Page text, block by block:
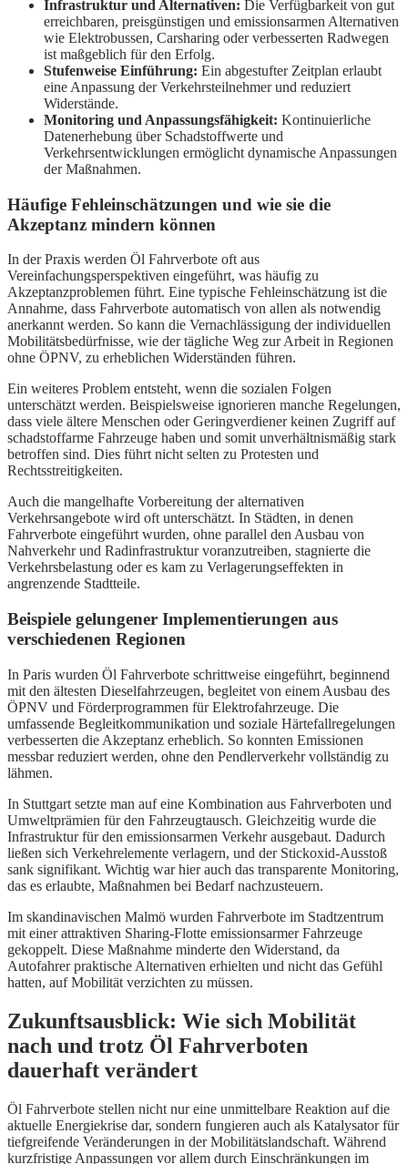
Infrastruktur und Alternativen: Die Verfügbarkeit von gut
erreichbaren, preisgünstigen und emissionsarmen Alternativen
wie Elektrobussen, Carsharing oder verbesserten Radwegen
ist maßgeblich für den Erfolg.
Stufenweise Einführung: Ein abgestufter Zeitplan erlaubt
eine Anpassung der Verkehrsteilnehmer und reduziert
Widerstände.
Monitoring und Anpassungsfähigkeit: Kontinuierliche
Datenerhebung über Schadstoffwerte und
Verkehrsentwicklungen ermöglicht dynamische Anpassungen
der Maßnahmen.
Häufige Fehleinschätzungen und wie sie die
Akzeptanz mindern können
In der Praxis werden Öl Fahrverbote oft aus
Vereinfachungsperspektiven eingeführt, was häufig zu
Akzeptanzproblemen führt. Eine typische Fehleinschätzung ist die
Annahme, dass Fahrverbote automatisch von allen als notwendig
anerkannt werden. So kann die Vernachlässigung der individuellen
Mobilitätsbedürfnisse, wie der tägliche Weg zur Arbeit in Regionen
ohne ÖPNV, zu erheblichen Widerständen führen.
Ein weiteres Problem entsteht, wenn die sozialen Folgen
unterschätzt werden. Beispielsweise ignorieren manche Regelungen,
dass viele ältere Menschen oder Geringverdiener keinen Zugriff auf
schadstoffarme Fahrzeuge haben und somit unverhältnismäßig stark
betroffen sind. Dies führt nicht selten zu Protesten und
Rechtsstreitigkeiten.
Auch die mangelhafte Vorbereitung der alternativen
Verkehrsangebote wird oft unterschätzt. In Städten, in denen
Fahrverbote eingeführt wurden, ohne parallel den Ausbau von
Nahverkehr und Radinfrastruktur voranzutreiben, stagnierte die
Verkehrsbelastung oder es kam zu Verlagerungseffekten in
angrenzende Stadtteile.
Beispiele gelungener Implementierungen aus
verschiedenen Regionen
In Paris wurden Öl Fahrverbote schrittweise eingeführt, beginnend
mit den ältesten Dieselfahrzeugen, begleitet von einem Ausbau des
ÖPNV und Förderprogrammen für Elektrofahrzeuge. Die
umfassende Begleitkommunikation und soziale Härtefallregelungen
verbesserten die Akzeptanz erheblich. So konnten Emissionen
messbar reduziert werden, ohne den Pendlerverkehr vollständig zu
lähmen.
In Stuttgart setzte man auf eine Kombination aus Fahrverboten und
Umweltprämien für den Fahrzeugtausch. Gleichzeitig wurde die
Infrastruktur für den emissionsarmen Verkehr ausgebaut. Dadurch
ließen sich Verkehrelemente verlagern, und der Stickoxid-Ausstoß
sank signifikant. Wichtig war hier auch das transparente Monitoring,
das es erlaubte, Maßnahmen bei Bedarf nachzusteuern.
Im skandinavischen Malmö wurden Fahrverbote im Stadtzentrum
mit einer attraktiven Sharing-Flotte emissionsarmer Fahrzeuge
gekoppelt. Diese Maßnahme minderte den Widerstand, da
Autofahrer praktische Alternativen erhielten und nicht das Gefühl
hatten, auf Mobilität verzichten zu müssen.
Zukunftsausblick: Wie sich Mobilität
nach und trotz Öl Fahrverboten
dauerhaft verändert
Öl Fahrverbote stellen nicht nur eine unmittelbare Reaktion auf die
aktuelle Energiekrise dar, sondern fungieren auch als Katalysator für
tiefgreifende Veränderungen in der Mobilitätslandschaft. Während
kurzfristige Anpassungen vor allem durch Einschränkungen im